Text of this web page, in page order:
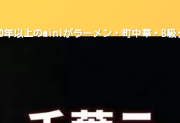
年以上のminiがラーメン・町中華・B